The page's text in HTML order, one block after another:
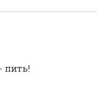
пить!